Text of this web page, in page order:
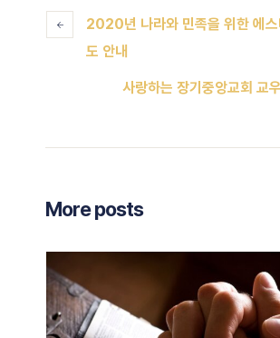
2020년 나라와 민족을 위한 에스
도 안내
사랑하는 장기중앙교회 교
More posts